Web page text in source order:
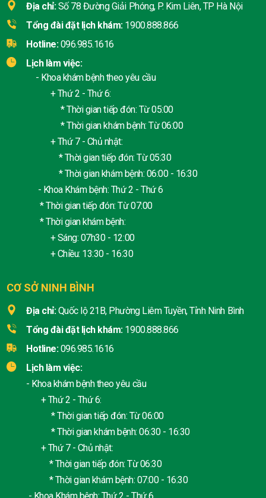
Địa chỉ: Số 78 Đường Giải Phóng, P. Kim Liên, TP Hà Nội
Tổng đài đặt lịch khám: 1900.888.866
Hotline: 096.985.1616
Lịch làm việc:
- Khoa khám bệnh theo yêu cầu
+ Thứ 2 - Thứ 6:
* Thời gian tiếp đón: Từ 05:00
* Thời gian khám bệnh: Từ 06:00
+ Thứ 7 - Chủ nhật:
* Thời gian tiếp đón: Từ 05:30
* Thời gian khám bệnh: 06:00 - 16:30
- Khoa Khám bệnh: Thứ 2 - Thứ 6
* Thời gian tiếp đón: Từ 07:00
* Thời gian khám bệnh:
+ Sáng: 07h30 - 12:00
+ Chiều: 13:30 - 16:30
CƠ SỞ NINH BÌNH
Địa chỉ: Quốc lộ 21B, Phường Liêm Tuyền, Tỉnh Ninh Bình
Tổng đài đặt lịch khám: 1900.888.866
Hotline: 096.985.1616
Lịch làm việc:
- Khoa khám bệnh theo yêu cầu
+ Thứ 2 - Thứ 6:
* Thời gian tiếp đón: Từ 06:00
* Thời gian khám bệnh: 06:30 - 16:30
+ Thứ 7 - Chủ nhật:
* Thời gian tiếp đón: Từ 06:30
* Thời gian khám bệnh: 07:00 - 16:30